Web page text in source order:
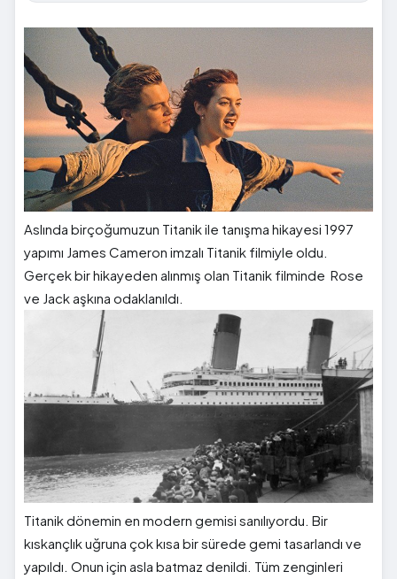
Aslında birçoğumuzun Titanik ile tanışma hikayesi 1997
yapımı James Cameron imzalı Titanik filmiyle oldu.
Gerçek bir hikayeden alınmış olan Titanik filminde Rose
ve Jack aşkına odaklanıldı.
Titanik dönemin en modern gemisi sanılıyordu. Bir
kıskançlık uğruna çok kısa bir sürede gemi tasarlandı ve
yapıldı. Onun için asla batmaz denildi. Tüm zenginleri